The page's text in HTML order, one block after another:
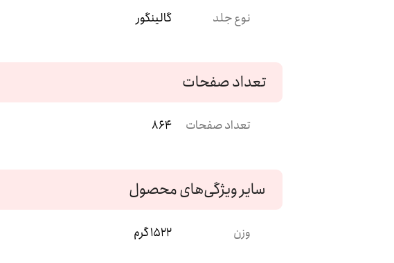
نوع جلد گالینگور
تعداد صفحات
تعداد صفحات 864
سایر ویژگی‌های محصول
وزن 1522 گرم